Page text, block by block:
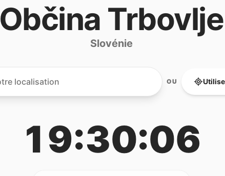
Občina Trbovlje
Slovénie
OU
19:30:06